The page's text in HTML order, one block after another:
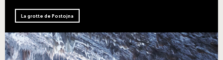
La grotte de Postojna